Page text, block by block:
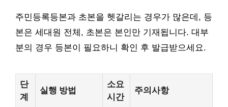
주민등록등본과 초본을 헷갈리는 경우가 많은데, 등
본은 세대원 전체, 초본은 본인만 기재됩니다. 대부
분의 경우 등본이 필요하니 확인 후 발급받으세요.
단
계
실행 방법
소요
시간
주의사항